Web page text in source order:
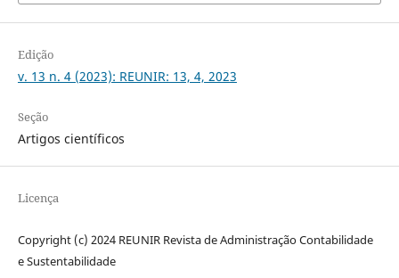
Edição
v. 13 n. 4 (2023): REUNIR: 13, 4, 2023
Seção
Artigos científicos
Licença
Copyright (c) 2024 REUNIR Revista de Administração Contabilidade
e Sustentabilidade